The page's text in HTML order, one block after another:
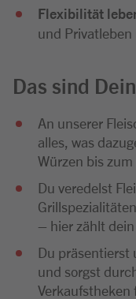
Flexibilität
und
Das sind
An unserer
alles, was
Würzen bis
Du veredelst
– hier zählt
Du präsentierst
und sorgst